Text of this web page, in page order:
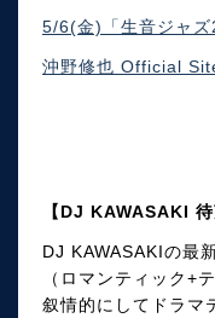
5/6(金)「生音ジャズ
沖野修也 Official
【DJ KAWASAKI
DJ KAWASAKIの最
（ロマンティック+テ
叙情的にしてドラマ